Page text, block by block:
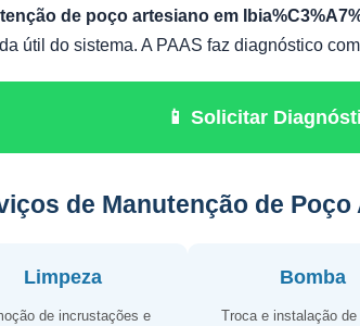
de poço artesiano em
útil do sistema. A PAAS faz diagnóstico
📱 Solicitar
de Manutenção de
Limpeza
de incrustações e
Bomba
Troca e instalação de